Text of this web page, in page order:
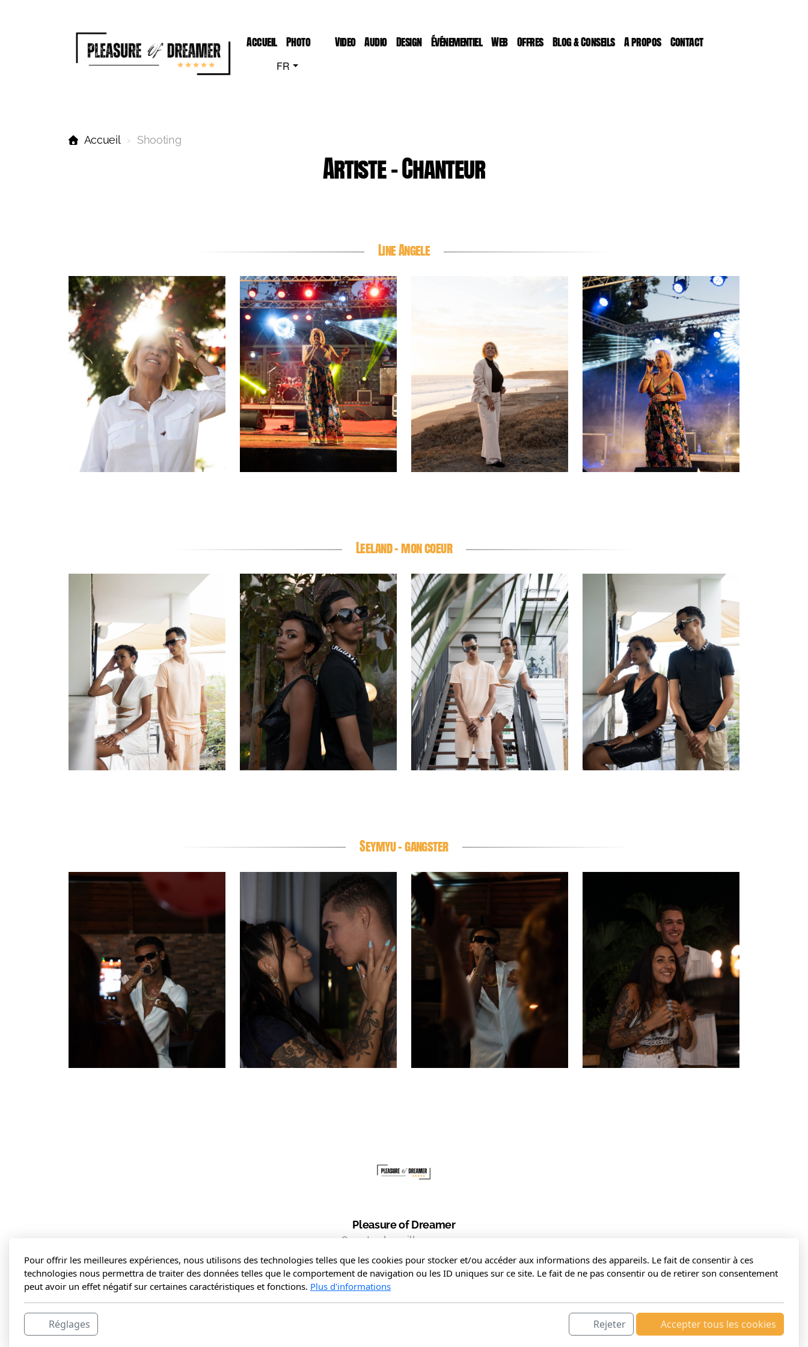
Accueil Photo Video Audio Design Événementiel Web Offres Blog & Conseils A propos Contact
FR
Accueil Shooting
Artiste - Chanteur
Line Angele
Leeland - mon coeur
Seymyu - gangster
Pleasure of Dreamer
28 route du paille en queue
97430 Le Tampon
Mentions légales
Pour offrir les meilleures expériences, nous utilisons des technologies telles que les cookies pour stocker et/ou accéder aux informations des appareils. Le fait de consentir à ces
technologies nous permettra de traiter des données telles que le comportement de navigation ou les ID uniques sur ce site. Le fait de ne pas consentir ou de retirer son consentement
peut avoir un effet négatif sur certaines caractéristiques et fonctions. Plus d'informations
Réglages Rejeter Accepter tous les cookies